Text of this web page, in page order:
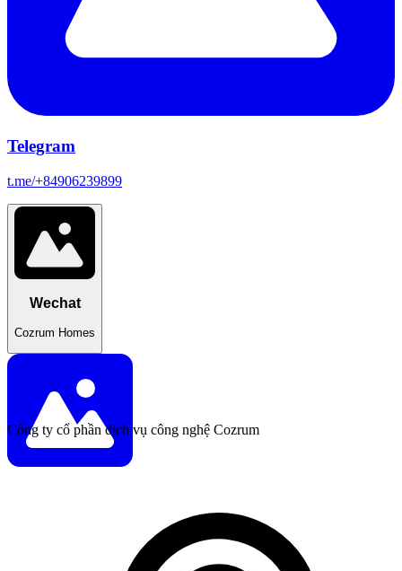
Telegram
t.me/+84906239899
Wechat
Cozrum Homes
Công ty cổ phần dịch vụ công nghệ Cozrum